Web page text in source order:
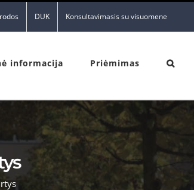
DUK Konsultavimasis su visuomene
informacija Priėmimas